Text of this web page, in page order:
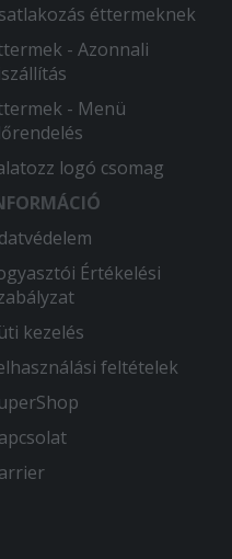
éttermeknek
- Azonnali
- Menü
logó csomag
Értékelési
kezelés
feltételek